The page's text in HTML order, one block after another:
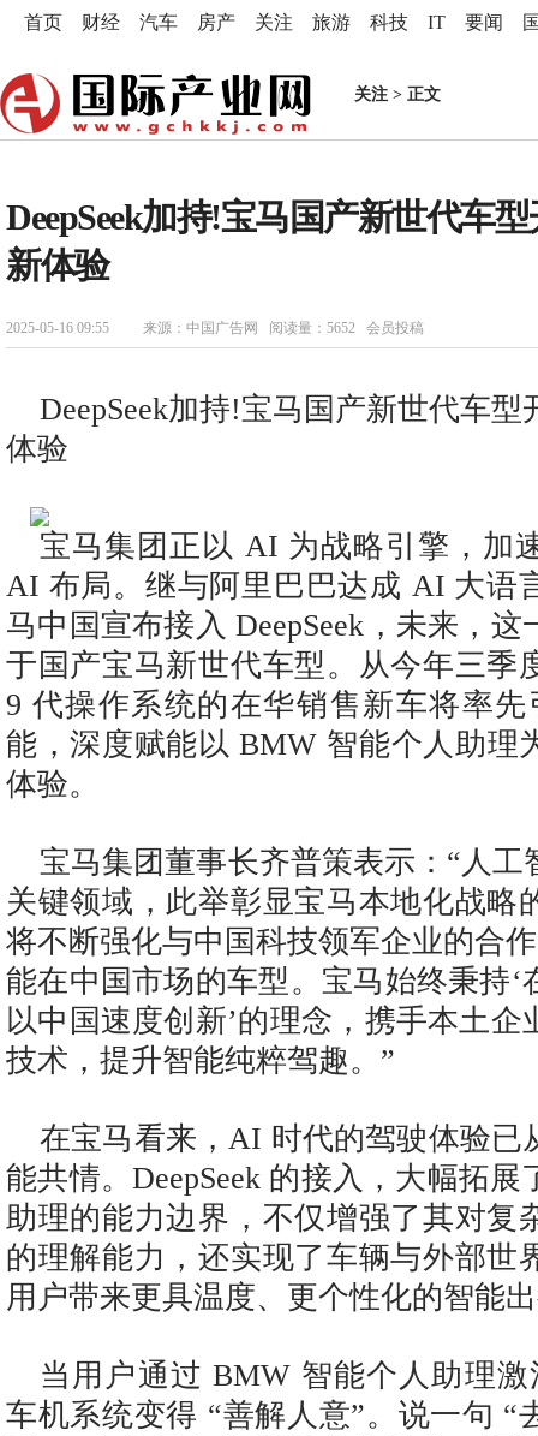
首页 财经 汽车 房产 关注 旅游 科技 IT 要闻
关注 > 正文
DeepSeek加持!宝马国产新世代车
新体验
2025-05-16 09:55 来源：中国广告网 阅读量：5652 会员投稿
DeepSeek加持!宝马国产新世代车
体验
宝马集团正以 AI 为战略引擎，加
AI 布局。继与阿里巴巴达成 AI 大语
马中国宣布接入 DeepSeek，未来，
于国产宝马新世代车型。从今年三季
9 代操作系统的在华销售新车将率先
能，深度赋能以 BMW 智能个人助理
体验。
宝马集团董事长齐普策表示：“人工
关键领域，此举彰显宝马本地化战略
将不断强化与中国科技领军企业的合
能在中国市场的车型。宝马始终秉持‘
以中国速度创新’的理念，携手本土企
技术，提升智能纯粹驾趣。”
在宝马看来，AI 时代的驾驶体验已
能共情。DeepSeek 的接入，大幅拓
助理的能力边界，不仅增强了其对复
的理解能力，还实现了车辆与外部世
用户带来更具温度、更个性化的智能
当用户通过 BMW 智能个人助理激
车机系统变得 “善解人意”。说一句 “